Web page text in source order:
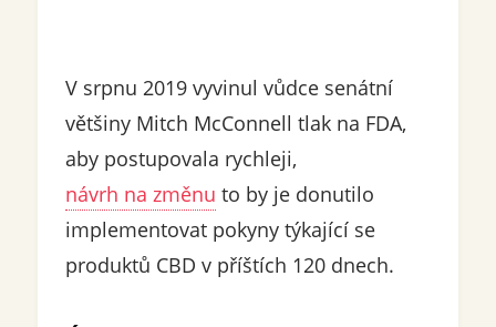
V srpnu 2019 vyvinul vůdce senátní
většiny Mitch McConnell tlak na FDA,
aby postupovala rychleji,
návrh na změnu to by je donutilo
implementovat pokyny týkající se
produktů CBD v příštích 120 dnech.